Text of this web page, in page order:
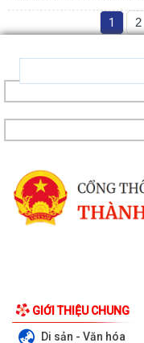
1 2
GIỚI THIỆU CHUNG
Di sản - Văn hóa
Xã Bình Giang tổ chức
định được thông tin